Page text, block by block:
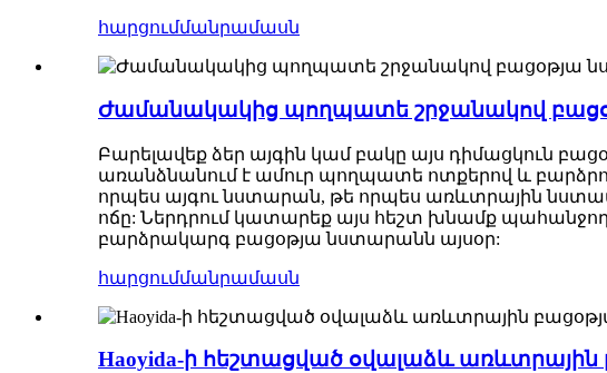
հարցումմանրամասն
Ժամանակակից պողպատե շրջանակով
Բարելավեք ձեր այգին կամ բակը այս դիմացկուն
առանձնանում է ամուր պողպատե ոտքերով և
որպես այգու նստարան, թե որպես առևտրային
ոճը: Ներդրում կատարեք այս հեշտ խնամք
բարձրակարգ բացօթյա նստարանն այսօր:
հարցումմանրամասն
Haoyida-ի հեշտացված օվալաձև